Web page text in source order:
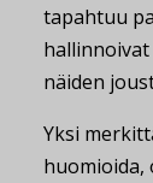
tapahtuu
näiden
Yksi
huomioida,